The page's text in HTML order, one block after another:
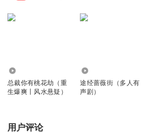
总裁你有桃花劫（重
生爆爽丨风水悬疑）
途经蔷薇街（多人有
声剧）
用户评论